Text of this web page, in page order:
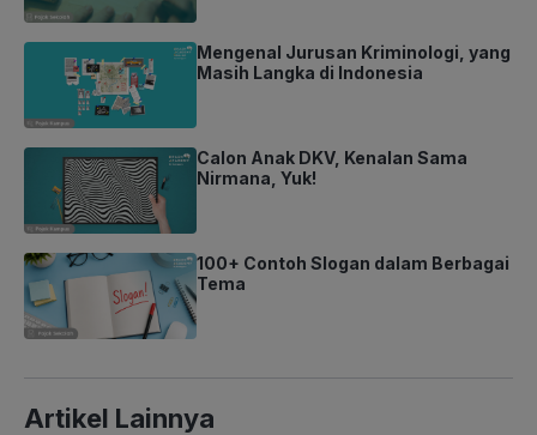
Mengenal Jurusan Kriminologi, yang
Masih Langka di Indonesia
Calon Anak DKV, Kenalan Sama
Nirmana, Yuk!
100+ Contoh Slogan dalam Berbagai
Tema
Artikel Lainnya